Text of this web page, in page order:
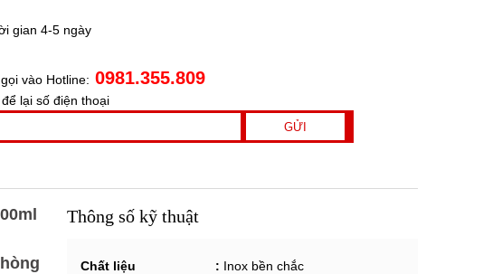
gian 4-5 ngày
vào Hotline: 0981.355.809
lại số điện thoại
Thông số kỹ thuật
Chất liệu : Inox bền chắc